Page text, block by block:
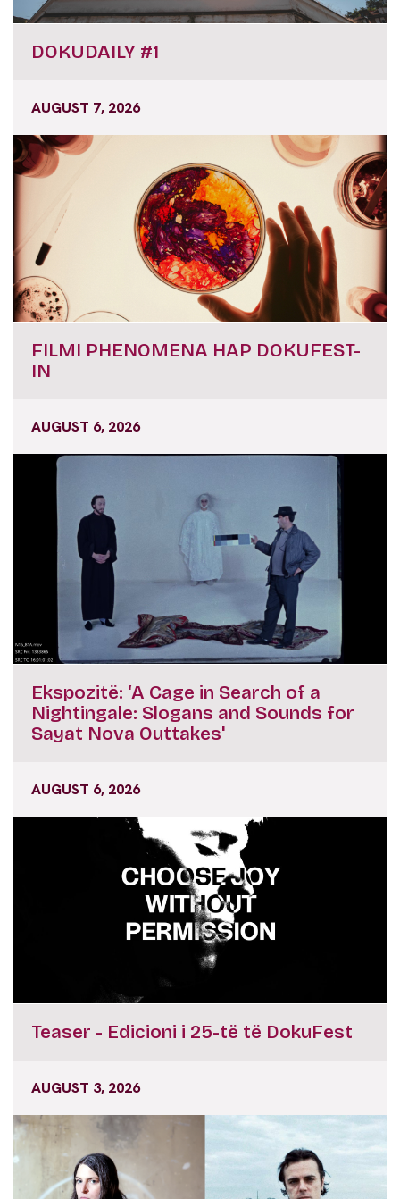
DOKUDAILY #1
AUGUST 7, 2026
FILMI PHENOMENA HAP DOKUFEST-
IN
AUGUST 6, 2026
Ekspozitë: ‘A Cage in Search of a
Nightingale: Slogans and Sounds for
Sayat Nova Outtakes'
AUGUST 6, 2026
Teaser - Edicioni i 25-të të DokuFest
AUGUST 3, 2026